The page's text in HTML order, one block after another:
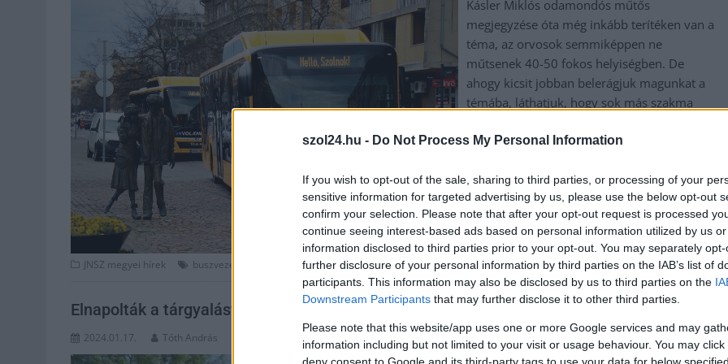
szol24.hu - Do Not Process My Personal Information
If you wish to opt-out of the sale, sharing to third parties, or processing of your
sensitive information for targeted advertising by us, please use the below opt-out
confirm your selection. Please note that after your opt-out request is processed
continue seeing interest-based ads based on personal information utilized by us
information disclosed to third parties prior to your opt-out. You may separately
further disclosure of your personal information by third parties on the IAB’s list of
participants. This information may also be disclosed by us to third parties on the
Downstream Participants that may further disclose it to other third parties.
Please note that this website/app uses one or more Google services and may
information including but not limited to your visit or usage behaviour. You may
deny consent to Google and its third-party tags to use your data for below
Kásler Miklós odamondós műtős
megjegyzése óta még inkább terítéken van a
téma, az orvosok semmiképpen ne
műtsenek 40-50 fokos helyiségben. De
ahogy kicsit jobban belerágjuk magunkat a
témába, láthatjuk, hogy sok más szakma
hőséggel, amikor nagy a kánikula. Más:
utaznunk?
TOVÁBB OLVASOM
JNSZ megyei hírek buszvezető kánikula,munka,postás,szervezet,Szolnok,vasutas
Elnapolták a tárgyalást a buszban felejtett és később meghalt kislány ügyében
2024.01.17. Tóth András